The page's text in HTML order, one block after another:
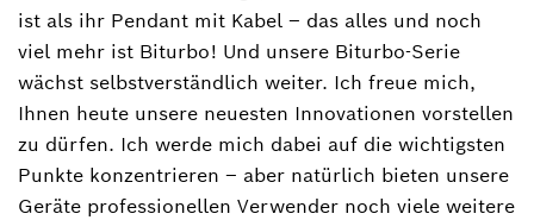
ist als ihr Pendant mit Kabel ‒ das alles und noch
viel mehr ist Biturbo! Und unsere Biturbo-Serie
wächst selbstverständlich weiter. Ich freue mich,
Ihnen heute unsere neuesten Innovationen vorstellen
zu dürfen. Ich werde mich dabei auf die wichtigsten
Punkte konzentrieren ‒ aber natürlich bieten unsere
Geräte professionellen Verwender noch viele weitere